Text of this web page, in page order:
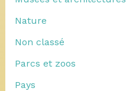
Nature
Non classé
Parcs et zoos
Pays